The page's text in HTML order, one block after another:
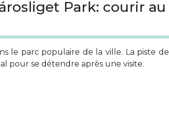
Park: courir au
le parc populaire de la ville. La piste de
pour se détendre après une visite.